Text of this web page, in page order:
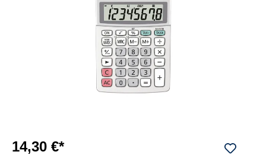
14,30 €*